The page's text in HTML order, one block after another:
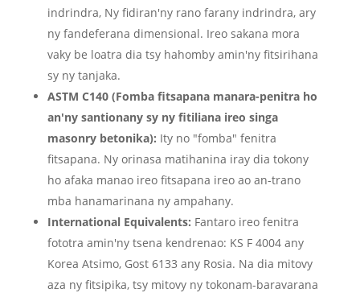
indrindra, Ny fidiran'ny rano farany indrindra, ary
ny fandeferana dimensional. Ireo sakana mora
vaky be loatra dia tsy hahomby amin'ny fitsirihana
sy ny tanjaka.
ASTM C140 (Fomba fitsapana manara-penitra ho
an'ny santionany sy ny fitiliana ireo singa
masonry betonika): Ity no "fomba" fenitra
fitsapana. Ny orinasa matihanina iray dia tokony
ho afaka manao ireo fitsapana ireo ao an-trano
mba hanamarinana ny ampahany.
International Equivalents: Fantaro ireo fenitra
fototra amin'ny tsena kendrenao: KS F 4004 any
Korea Atsimo, Gost 6133 any Rosia. Na dia mitovy
aza ny fitsipika, tsy mitovy ny tokonam-baravarana